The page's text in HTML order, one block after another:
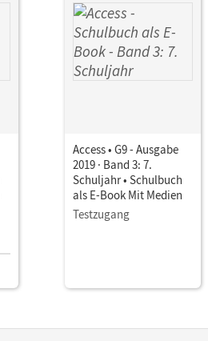
Access • G9 - Ausgabe
2019 · Band 3: 7.
Schuljahr • Schulbuch
als E-Book Mit Medien
Testzugang